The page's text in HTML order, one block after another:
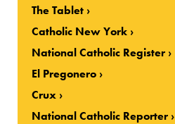
The Tablet
Catholic New York
National Catholic Register
El Pregonero
Crux
National Catholic Reporter